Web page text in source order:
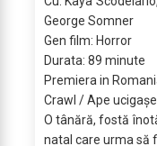
George Somner
Gen film: Horror
Durata: 89 minute
Premiera in
Crawl / Ape ucigașe
O tânără, fostă
natal care urma să